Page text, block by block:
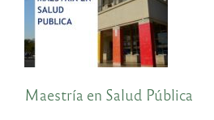
Maestría en Salud Pública